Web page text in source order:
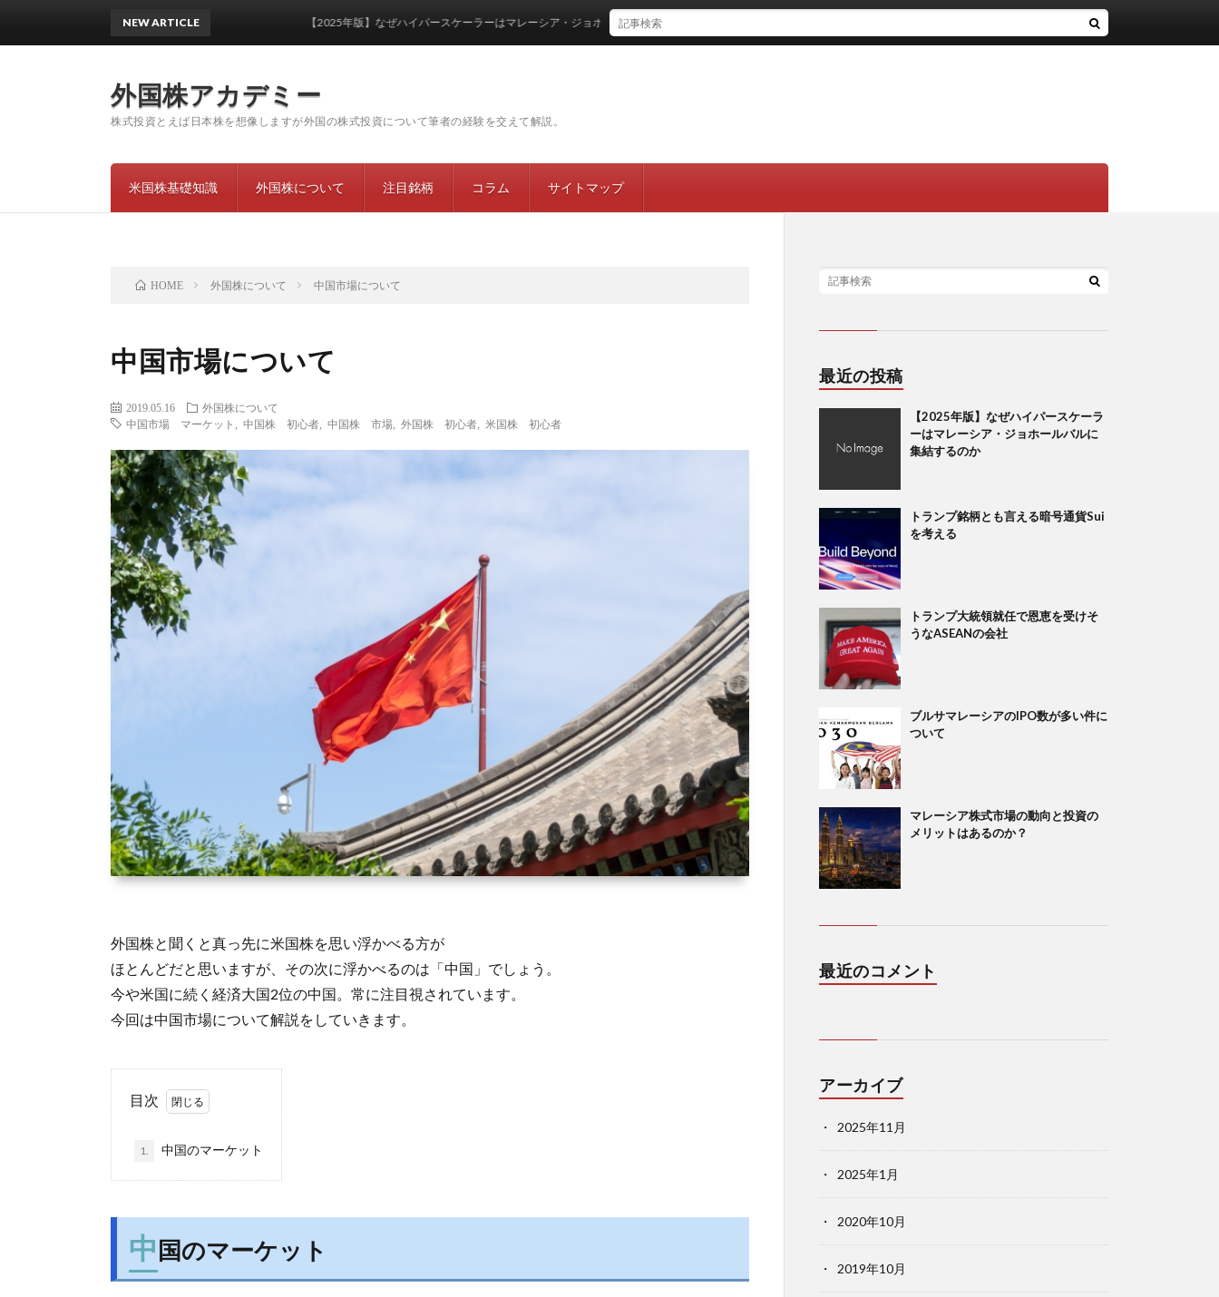
外国株アカデミー
株式投資とえば日本株を想像しますが外国の株式投資について筆者の経験を交えて解説。
米国株基礎知識 外国株について 注目銘柄 コラム サイトマップ
NEW ARTICLE 【2025年版】なぜハイパースケーラーはマレーシア・ジョホールバルに集結するのか
HOME 外国株について 中国市場について
中国市場について
2019.05.16
外国株について
中国市場 マーケット
中国株 初心者 中国株 市場 外国株 初心者 米国株 初心者
外国株と聞くと真っ先に米国株を思い浮かべる方が
ほとんどだと思いますが、その次に浮かべるのは「中国」でしょう。
今や米国に続く経済大国2位の中国。常に注目視されています。
今回は中国市場について解説をしていきます。
目次
1. 中国のマーケット
中国のマーケット
最近の投稿
【2025年版】なぜハイパースケーラ
ーはマレーシア・ジョホールバルに
集結するのか
トランプ銘柄とも言える暗号通貨Sui
を考える
トランプ大統領就任で恩恵を受けそ
うなASEANの会社
ブルサマレーシアのIPO数が多い件に
ついて
マレーシア株式市場の動向と投資の
メリットはあるのか？
最近のコメント
アーカイブ
2025年11月
2025年1月
2020年10月
2019年10月